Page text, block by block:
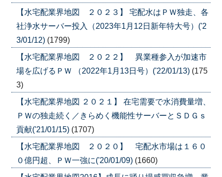
【水宅配業界地図 ２０２３】 宅配水はＰＷ独走、各
社浄水サーバー投入（2023年1月12日新年特大号）('2
3/01/12) (1799)
【水宅配業界地図 ２０２２】 異業種参入が加速市
場を広げるＰＷ （2022年1月13日号）('22/01/13) (175
3)
【水宅配業界地図 ２０２１】 在宅需要で水消費量増、
ＰＷの独走続く／きらめく機能性サーバーとＳＤＧｓ
貢献('21/01/15) (1707)
【水宅配業界地図 ２０２０】 宅配水市場は１６０
０億円超、ＰＷ一強に('20/01/09) (1660)